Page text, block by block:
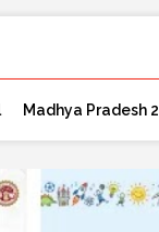
Madhya Pradesh 2